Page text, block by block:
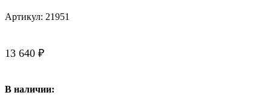
Артикул: 21951
13 640 ₽
В наличии: